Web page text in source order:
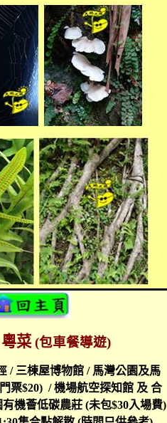
粵菜(包車餐導遊)
/ 三棟屋博物館 / 馬灣公園及馬
票$20) /機場航空探知館 及 合
有機薈低碳農莊(未包$30入場費)